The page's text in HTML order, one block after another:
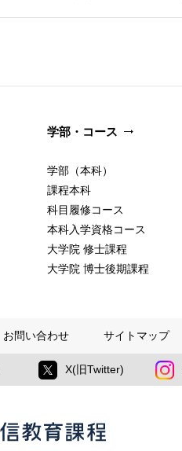
学部・コース
学部（本科）
課程本科
科目履修コース
本科入学資格コース
大学院 修士課程
大学院 博士後期課程
お問い合わせ サイトマップ
X(旧Twitter)